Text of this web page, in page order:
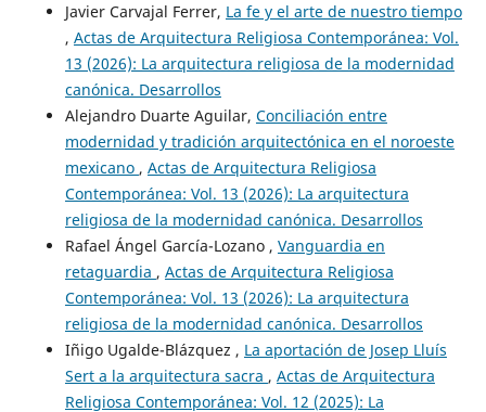
Javier Carvajal Ferrer, La fe y el arte de nuestro tiempo
, Actas de Arquitectura Religiosa Contemporánea: Vol.
13 (2026): La arquitectura religiosa de la modernidad
canónica. Desarrollos
Alejandro Duarte Aguilar, Conciliación entre
modernidad y tradición arquitectónica en el noroeste
mexicano , Actas de Arquitectura Religiosa
Contemporánea: Vol. 13 (2026): La arquitectura
religiosa de la modernidad canónica. Desarrollos
Rafael Ángel García-Lozano , Vanguardia en
retaguardia , Actas de Arquitectura Religiosa
Contemporánea: Vol. 13 (2026): La arquitectura
religiosa de la modernidad canónica. Desarrollos
Iñigo Ugalde-Blázquez , La aportación de Josep Lluís
Sert a la arquitectura sacra , Actas de Arquitectura
Religiosa Contemporánea: Vol. 12 (2025): La